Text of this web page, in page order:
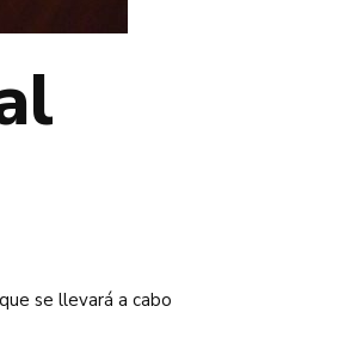
se llevará a cabo